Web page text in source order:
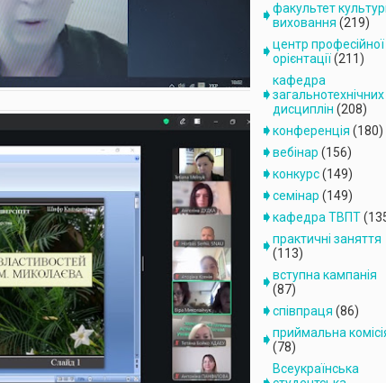
факультет
виховання (219)
центр професійної
орієнтації(211)
кафедра
загальнотехнічних
дисциплін (208)
конференція (180)
вебінар (156)
конкурс(149)
семінар (149)
кафедра ТВПТ
практичні заняття
(113)
вступна кампанія
(87)
співпраця (86)
приймальна
(78)
Всеукраїнська